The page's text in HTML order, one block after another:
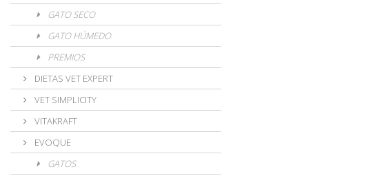
GATO SECO
GATO HÚMEDO
PREMIOS
DIETAS VET EXPERT
VET SIMPLICITY
VITAKRAFT
EVOQUE
GATOS